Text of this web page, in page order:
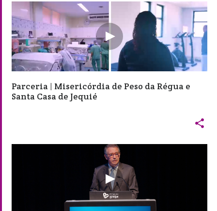
Parceria | Misericórdia de Peso da Régua e
Santa Casa de Jequié
